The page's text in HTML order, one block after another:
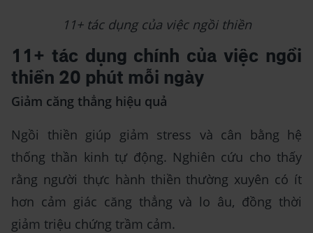
11+ tác dụng của việc ngồi thiền
11+ tác dụng chính của việc ngồi
thiền 20 phút mỗi ngày
Giảm căng thẳng hiệu quả
Ngồi thiền giúp giảm stress và cân bằng hệ
thống thần kinh tự động. Nghiên cứu cho thấy
rằng người thực hành thiền thường xuyên có ít
hơn cảm giác căng thẳng và lo âu, đồng thời
giảm triệu chứng trầm cảm.